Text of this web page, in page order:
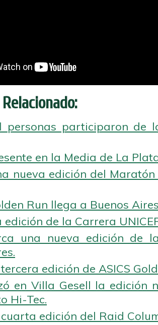
personas participaron de
en la Media de La
nueva edición del
Run llega a Buenos
edición de la Carrera
una nueva edición de
edición de ASICS
en Villa Gesell la edición
Hi-Tec.
edición del Raid